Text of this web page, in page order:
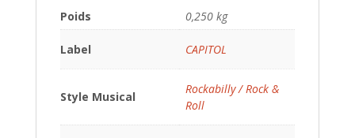
Poids 0,250 kg
Label CAPITOL
Style Musical
Rockabilly / Rock &
Roll